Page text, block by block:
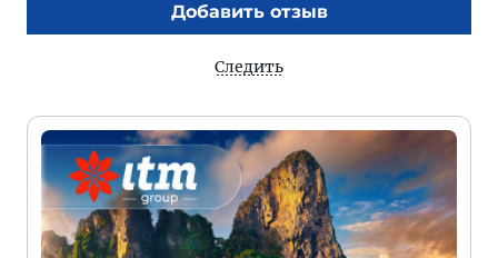
Добавить отзыв
Следить